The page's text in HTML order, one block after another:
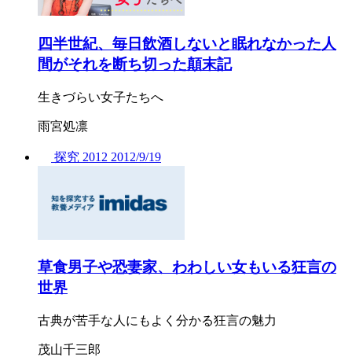
四半世紀、毎日飲酒しないと眠れなかった人
間がそれを断ち切った顛末記
生きづらい女子たちへ
雨宮処凛
探究 2012 2012/9/19
草食男子や恐妻家、わわしい女もいる狂言の
世界
古典が苦手な人にもよく分かる狂言の魅力
茂山千三郎